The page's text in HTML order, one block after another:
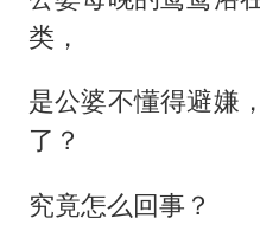
下
类，
是公婆不懂得避嫌
了？
究竟怎么回事？